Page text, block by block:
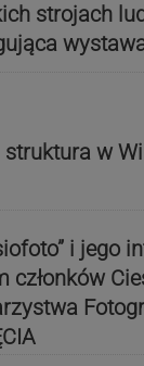
strojach
struktura w
i jego
członków